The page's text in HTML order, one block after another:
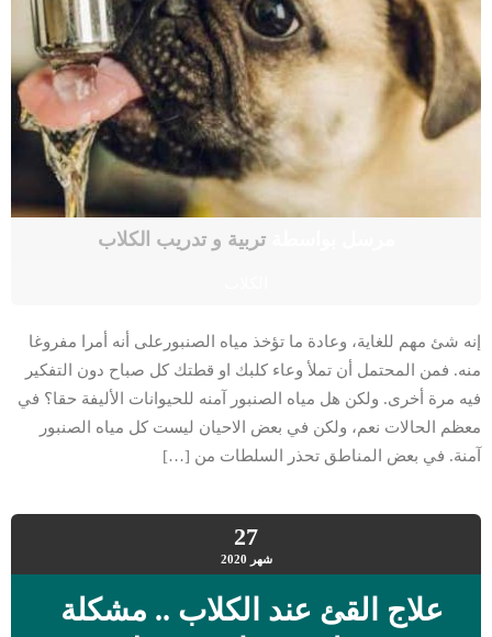
مرسل بواسطةتربية و تدريب الكلاب
إنه شئ مهم للغاية، وعادة ما تؤخذ مياه الصنبورعلى أنه أمرا مفروغا
منه. فمن المحتمل أن تملأ وعاء كلبك او قطتك كل صباح دون التفكير
فيه مرة أخرى. ولكن هل مياه الصنبور آمنه للحيوانات الأليفة حقا؟ في
معظم الحالات نعم، ولكن في بعض الاحيان ليست كل مياه الصنبور
آمنة. في بعض المناطق تحذر السلطات من […]
27
شهر 2020
علاج القئ عند الكلاب .. مشكلة